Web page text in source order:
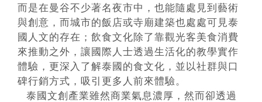
而是在曼谷不少著名夜市中，也能隨處見到藝術
與創意，而城市的飯店或寺廟建築也處處可見泰
國人文的存在；飲食文化除了靠觀光客美食消費
來推動之外，讓國際人士透過生活化的教學實作
體驗，更深入了解泰國的食文化，並以社群與口
碑行銷方式，吸引更多人前來體驗。
泰國文創產業雖然商業氣息濃厚，然而卻透過